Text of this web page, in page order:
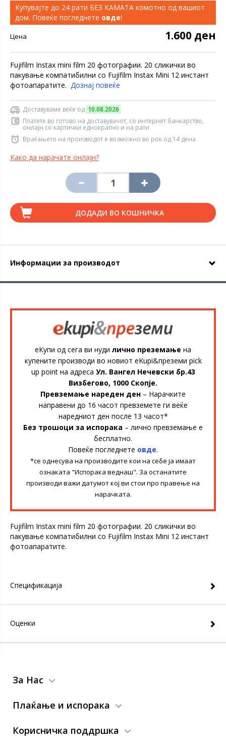
Купувајте до 24 рати БЕЗ КАМАТА комотно од вашиот
дом. Повеќе погледнете овде!
Цена 1.600 ден
Fujifilm Instax mini film 20 фотографии. 20 сликички во
пакување компатибилни со Fujifilm Instax Mini 12 инстант
фотоапаратите. Дознај повеќе
Доставуваме веќе од 10.08.2026
Платете во готово на доставувачот, со интернет банкарство,
онлајн со картички еднократно и на рати
Враќањето на производот е возможно во рок од 14 дена
Како да нарачате онлајн?
ДОДАДИ ВО КОШНИЧКА
Информации за производот
еКупи од сега ви нуди лично преземање на
купените производи во новиот eKupi&преземи pick
up point на адреса Ул. Вангел Нечевски бр.43
Визбегово, 1000 Скопје.
Превземање нареден ден – Нарачките
направени до 16 часот превземете ги веќе
наредниот ден после 13 часот*
Без трошоци за испорака – лично превземање е
бесплатно.
Повеќе погледнете овде.
*се однесува на производите кои на себе ја имаат
ознаката "Испорака веднаш". За останатите
производи важи датумот кој ви стои про правење на
нарачката.
Fujifilm Instax mini film 20 фотографии. 20 сликички во
пакување компатибилни со Fujifilm Instax Mini 12 инстант
фотоапаратите.
Спецификација
Оценки
За Нас
Плаќање и испорака
Корисничка поддршка